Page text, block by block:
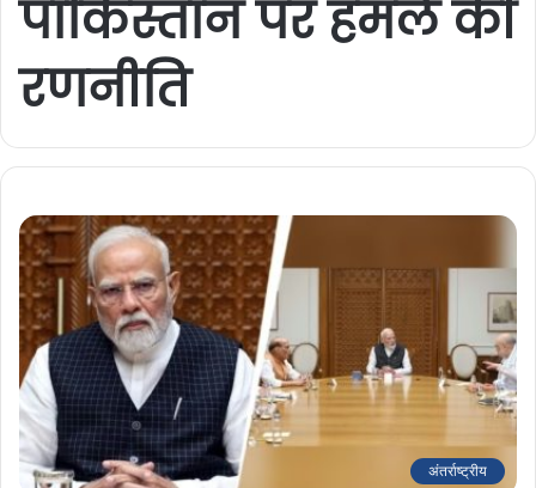
पाकिस्तान पर हमले की
रणनीति
अंतर्राष्ट्रीय